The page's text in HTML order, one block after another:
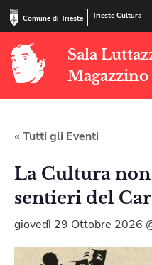
Comune di Trieste Trieste Cultura
Sala
Magazzino
« Tutti gli Eventi
La Cultura
sentieri del
giovedì 29 Ottobre 2026